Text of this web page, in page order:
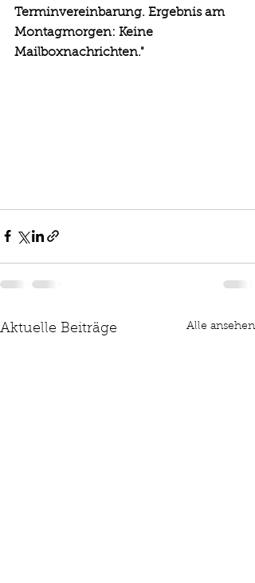
Terminvereinbarung. Ergebnis am
Montagmorgen: Keine
Mailboxnachrichten."
Aktuelle Beiträge Alle ansehen